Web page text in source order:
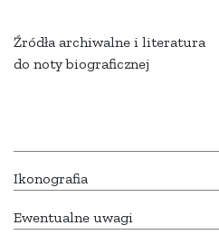
Źródła archiwalne i literatura
do noty biograficznej
Ikonografia
Ewentualne uwagi